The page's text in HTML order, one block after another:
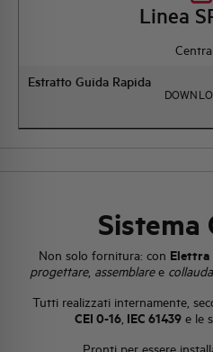
Linea
Estratto Guida Rapida
Sistema
Non solo fornitura: con Elettra
progettare, assemblaree
Tutti realizzati internamente,
CEI 0-16, IEC 61439 e le